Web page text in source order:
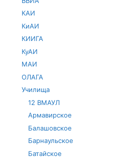
КАИ
КиАИ
КИИГА
КуАИ
МАИ
ОЛАГА
Училища
12 ВМАУЛ
Армавирское
Балашовское
Барнаульское
Батайское